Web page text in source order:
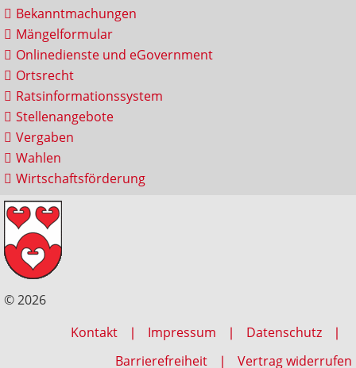
Bekanntmachungen
Mängelformular
Onlinedienste und eGovernment
Ortsrecht
Ratsinformationssystem
Stellenangebote
Vergaben
Wahlen
Wirtschaftsförderung
© 2026
Kontakt
Impressum
Datenschutz
Barrierefreiheit
Vertrag widerrufen